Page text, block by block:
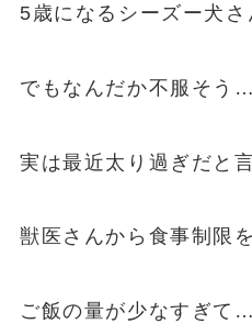
5歳になるシーズー犬さ
でもなんだか不服そう…
実は最近太り過ぎだと
獣医さんから食事制限
ご飯の量が少なすぎて…